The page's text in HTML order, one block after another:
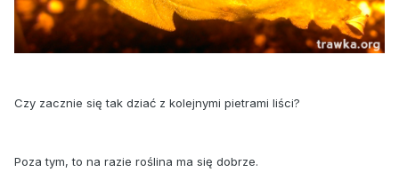
Czy zacznie się tak dziać z kolejnymi pietrami liści?
Poza tym, to na razie roślina ma się dobrze.